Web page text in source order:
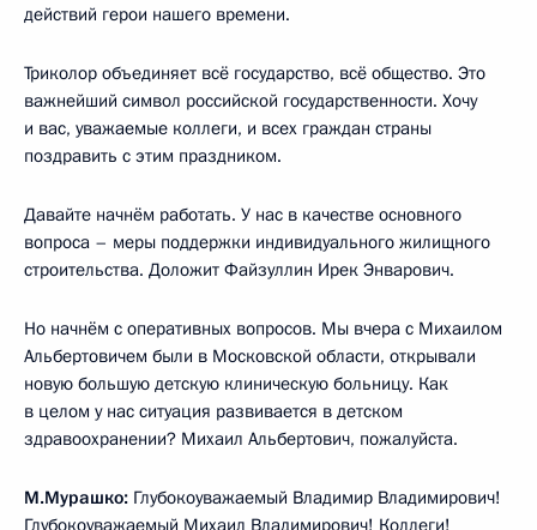
действий герои нашего времени.
Триколор объединяет всё государство, всё общество. Это
важнейший символ российской государственности. Хочу
и вас, уважаемые коллеги, и всех граждан страны
поздравить с этим праздником.
Давайте начнём работать. У нас в качестве основного
вопроса – меры поддержки индивидуального жилищного
строительства. Доложит Файзуллин Ирек Энварович.
Но начнём с оперативных вопросов. Мы вчера с Михаилом
Альбертовичем были в Московской области, открывали
новую большую детскую клиническую больницу. Как
в целом у нас ситуация развивается в детском
здравоохранении? Михаил Альбертович, пожалуйста.
М.Мурашко: Глубокоуважаемый Владимир Владимирович!
Глубокоуважаемый Михаил Владимирович! Коллеги!